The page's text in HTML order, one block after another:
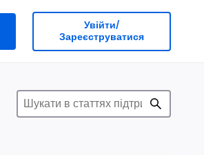
Увійти/
Зареєструватися